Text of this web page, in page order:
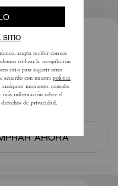
Lona
AHORA